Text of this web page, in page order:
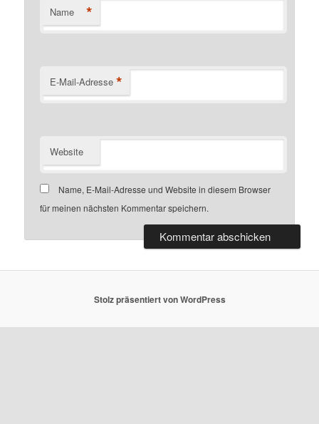
Name *
E-Mail-Adresse *
Website
Name, E-Mail-Adresse und Website in diesem Browser
für meinen nächsten Kommentar speichern.
Stolz präsentiert von WordPress